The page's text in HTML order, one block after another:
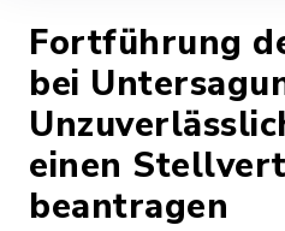
Fortführung
bei
einen
beantragen